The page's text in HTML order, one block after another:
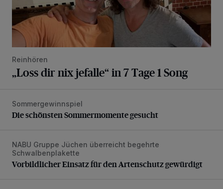
Reinhören
„Loss dir nix jefalle“ in 7 Tage 1 Song
Die schönsten Sommermomente gesucht
Sommergewinnspiel
Die schönsten Sommermomente gesucht
Vorbildlicher Einsatz für den Artenschutz gewürdigt
NABU Gruppe Jüchen überreicht begehrte
Schwalbenplakette
Vorbildlicher Einsatz für den Artenschutz gewürdigt